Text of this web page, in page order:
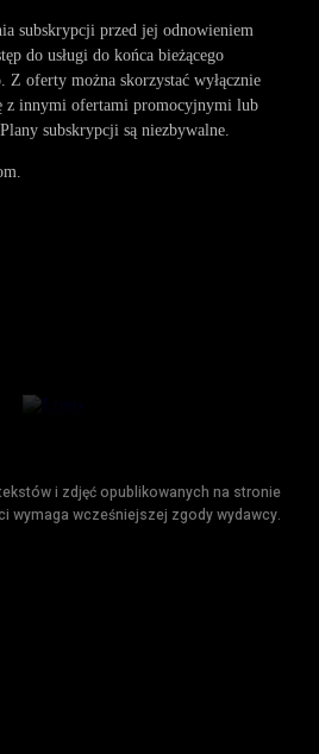
subskrypcji przed jej odnowieniem
do usługi do końca bieżącego
Z oferty można skorzystać wyłącznie
z innymi ofertami promocyjnymi lub
subskrypcji są niezbywalne.
i zdjęć opublikowanych na stronie
wymaga wcześniejszej zgody wydawcy.